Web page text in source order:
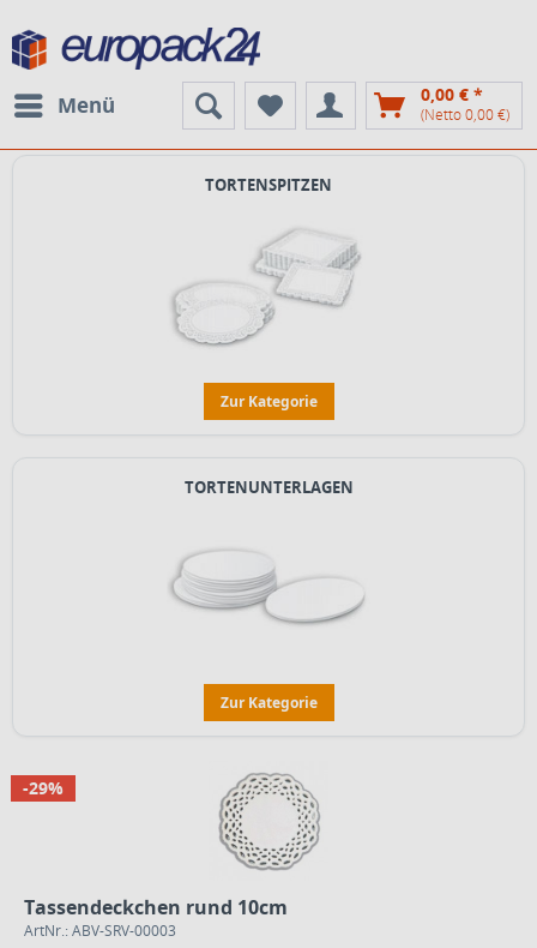
Menü 0,00 € *
(Netto 0,00 €)
TORTENSPITZEN
Zur Kategorie
TORTENUNTERLAGEN
Zur Kategorie
-29%
Tassendeckchen rund 10cm
ArtNr.: ABV-SRV-00003